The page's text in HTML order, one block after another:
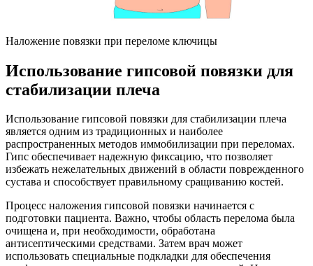
Наложение повязки при переломе ключицы
Использование гипсовой повязки для
стабилизации плеча
Использование гипсовой повязки для стабилизации плеча
является одним из традиционных и наиболее
распространенных методов иммобилизации при переломах.
Гипс обеспечивает надежную фиксацию, что позволяет
избежать нежелательных движений в области поврежденного
сустава и способствует правильному сращиванию костей.
Процесс наложения гипсовой повязки начинается с
подготовки пациента. Важно, чтобы область перелома была
очищена и, при необходимости, обработана
антисептическими средствами. Затем врач может
использовать специальные подкладки для обеспечения